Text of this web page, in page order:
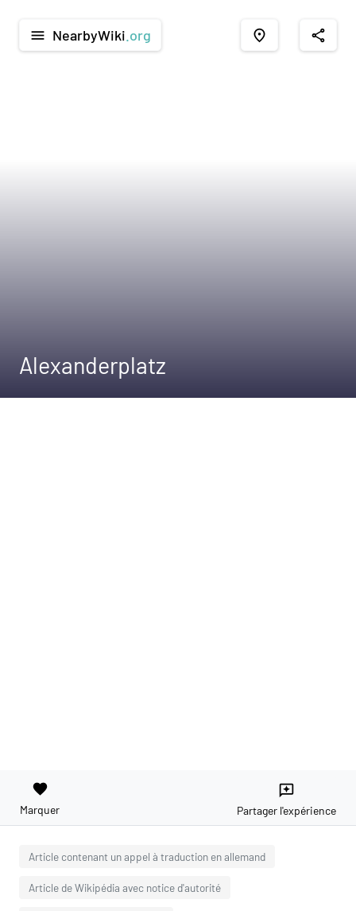
menu NearbyWiki .org place share
Alexanderplatz
favorite
Marquer
reviews
Partager l'expérience
Article contenant un appel à traduction en allemand
Article de Wikipédia avec notice d'autorité